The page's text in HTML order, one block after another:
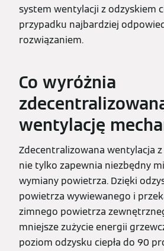
system wentylacji z odzyskiem
przypadku najbardziej
rozwiązaniem.
Co wyróżnia
wentylację
Zdecentralizowana wentylacja z
nie tylko zapewnia niezbędny
wymiany powietrza. Dzięki
powietrza wywiewanego i
zimnego powietrza
mniejsze zużycie energii
poziom odzysku ciepła do 90